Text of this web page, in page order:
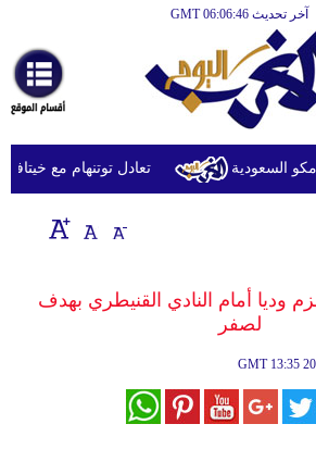
آخر تحديث GMT 06:06:46
أخبارعاجلة
رياضة
ثقافة
إقتصاد
وموسيقى
تعادل توتنهام مع خيتافي السعودية
وديا أمام النادي القنيطري بهدف
لصفر
GMT